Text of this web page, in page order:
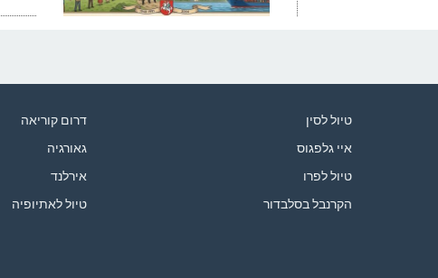
טיול לסין
איי גלפגוס
טיול לפרו
הקרנבל בסלבדור
דרום קוריאה
גאורגיה
אירלנד
טיול לאתיופיה